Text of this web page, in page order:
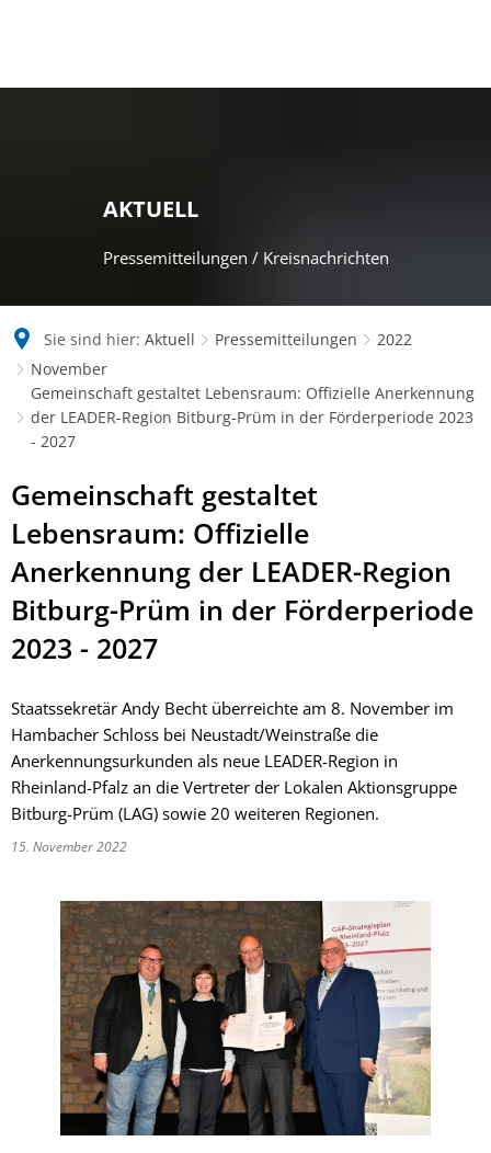
AKTUELL
Pressemitteilungen / Kreisnachrichten
Sie sind hier: Aktuell Pressemitteilungen
2022
November
Gemeinschaft gestaltet Lebensraum: Offizielle Anerkennung
der LEADER-Region Bitburg-Prüm in der Förderperiode 2023
- 2027
Gemeinschaft gestaltet
Lebensraum: Offizielle
Anerkennung der LEADER-Region
Bitburg-Prüm in der Förderperiode
2023 - 2027
Staatssekretär Andy Becht überreichte am 8. November im
Hambacher Schloss bei Neustadt/Weinstraße die
Anerkennungsurkunden als neue LEADER-Region in
Rheinland-Pfalz an die Vertreter der Lokalen Aktionsgruppe
Bitburg-Prüm (LAG) sowie 20 weiteren Regionen.
15. November 2022